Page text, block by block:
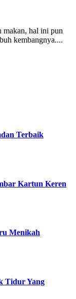
makan, hal ini pun
kembangnya....
Terbaik
Kartun Keren
Menikah
Tidur Yang